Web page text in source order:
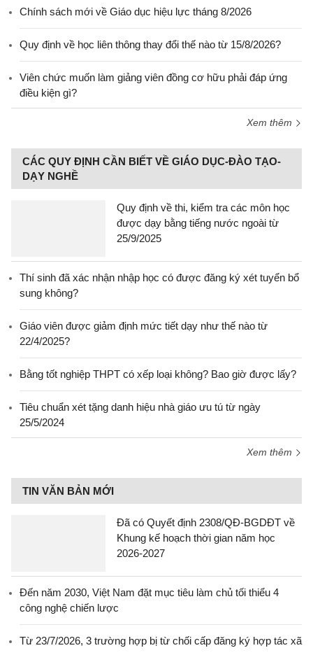
Chính sách mới về Giáo dục hiệu lực tháng 8/2026
Quy định về học liên thông thay đổi thế nào từ 15/8/2026?
Viên chức muốn làm giảng viên đồng cơ hữu phải đáp ứng
điều kiện gì?
Xem thêm
CÁC QUY ĐỊNH CẦN BIẾT VỀ GIÁO DỤC-ĐÀO TẠO-
DẠY NGHỀ
Quy định về thi, kiểm tra các môn học
được dạy bằng tiếng nước ngoài từ
25/9/2025
Thí sinh đã xác nhận nhập học có được đăng ký xét tuyển bổ
sung không?
Giáo viên được giảm định mức tiết dạy như thế nào từ
22/4/2025?
Bằng tốt nghiệp THPT có xếp loại không? Bao giờ được lấy?
Tiêu chuẩn xét tặng danh hiệu nhà giáo ưu tú từ ngày
25/5/2024
Xem thêm
TIN VĂN BẢN MỚI
Đã có Quyết định 2308/QĐ-BGDĐT về
Khung kế hoạch thời gian năm học
2026-2027
Đến năm 2030, Việt Nam đặt mục tiêu làm chủ tối thiểu 4
công nghệ chiến lược
Từ 23/7/2026, 3 trường hợp bị từ chối cấp đăng ký hợp tác xã